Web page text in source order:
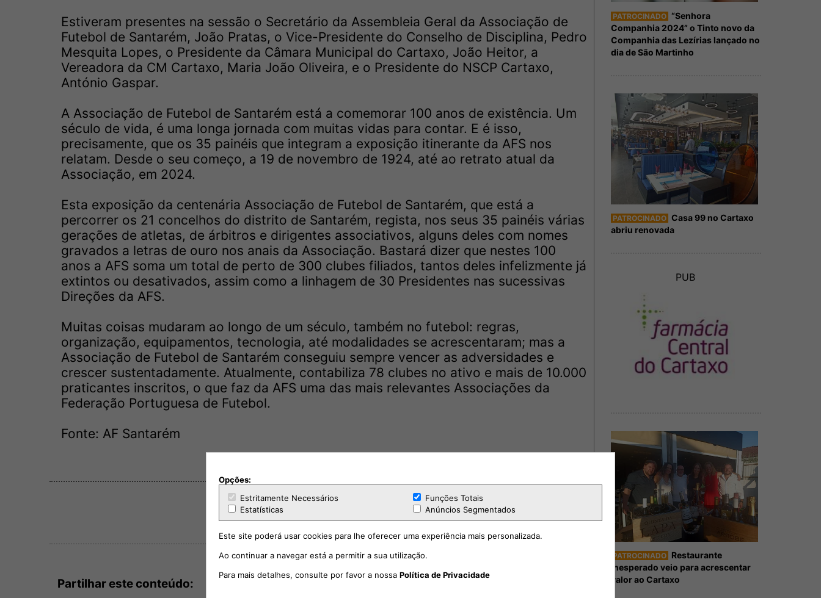
Estiveram presentes na sessão o Secretário da Assembleia Geral da Associação de
Futebol de Santarém, João Pratas, o Vice-Presidente do Conselho de Disciplina, Pedro
Mesquita Lopes, o Presidente da Câmara Municipal do Cartaxo, João Heitor, a
Vereadora da CM Cartaxo, Maria João Oliveira, e o Presidente do NSCP Cartaxo,
António Gaspar.
A Associação de Futebol de Santarém está a comemorar 100 anos de existência. Um
século de vida, é uma longa jornada com muitas vidas para contar. E é isso,
precisamente, que os 35 painéis que integram a exposição itinerante da AFS nos
relatam. Desde o seu começo, a 19 de novembro de 1924, até ao retrato atual da
Associação, em 2024.
Esta exposição da centenária Associação de Futebol de Santarém, que está a
percorrer os 21 concelhos do distrito de Santarém, regista, nos seus 35 painéis várias
gerações de atletas, de árbitros e dirigentes associativos, alguns deles com nomes
gravados a letras de ouro nos anais da Associação. Bastará dizer que nestes 100
anos a AFS soma um total de perto de 300 clubes filiados, tantos deles infelizmente já
extintos ou desativados, assim como a linhagem de 30 Presidentes nas sucessivas
Direções da AFS.
Muitas coisas mudaram ao longo de um século, também no futebol: regras,
organização, equipamentos, tecnologia, até modalidades se acrescentaram; mas a
Associação de Futebol de Santarém conseguiu sempre vencer as adversidades e
crescer sustentadamente. Atualmente, contabiliza 78 clubes no ativo e mais de 10.000
praticantes inscritos, o que faz da AFS uma das mais relevantes Associações da
Federação Portuguesa de Futebol.
Fonte: AF Santarém
Partilhar este conteúdo:
PATROCINADO “Senhora
Companhia 2024” o Tinto novo da
Companhia das Lezírias lançado no
dia de São Martinho
PATROCINADO Casa 99 no Cartaxo
abriu renovada
PUB
PATROCINADO Restaurante
Inesperado veio para acrescentar
valor ao Cartaxo
Opções:
Estritamente Necessários
Funções Totais
Estatísticas
Anúncios Segmentados
Este site poderá usar cookies para lhe oferecer uma experiência mais personalizada.
Ao continuar a navegar está a permitir a sua utilização.
Para mais detalhes, consulte por favor a nossa Política de Privacidade